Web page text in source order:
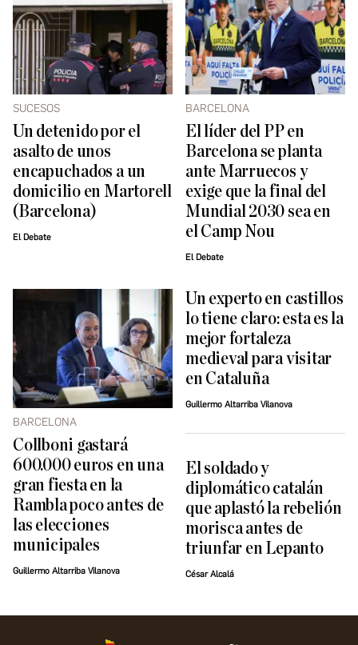
SUCESOS
Un detenido por el
asalto de unos
encapuchados a un
domicilio en Martorell
(Barcelona)
El Debate
BARCELONA
El líder del PP en
Barcelona se planta
ante Marruecos y
exige que la final del
Mundial 2030 sea en
el Camp Nou
El Debate
BARCELONA
Collboni gastará
600.000 euros en una
gran fiesta en la
Rambla poco antes de
las elecciones
municipales
Guillermo Altarriba Vilanova
Un experto en castillos
lo tiene claro: esta es la
mejor fortaleza
medieval para visitar
en Cataluña
Guillermo Altarriba Vilanova
El soldado y
diplomático catalán
que aplastó la rebelión
morisca antes de
triunfar en Lepanto
César Alcalá